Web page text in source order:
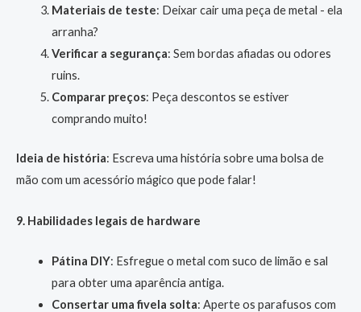
Materiais de teste: Deixar cair uma peça de metal - ela
arranha?
Verificar a segurança: Sem bordas afiadas ou odores
ruins.
Comparar preços: Peça descontos se estiver
comprando muito!
Ideia de história: Escreva uma história sobre uma bolsa de
mão com um acessório mágico que pode falar!
9. Habilidades legais de hardware
Pátina DIY: Esfregue o metal com suco de limão e sal
para obter uma aparência antiga.
Consertar uma fivela solta: Aperte os parafusos com